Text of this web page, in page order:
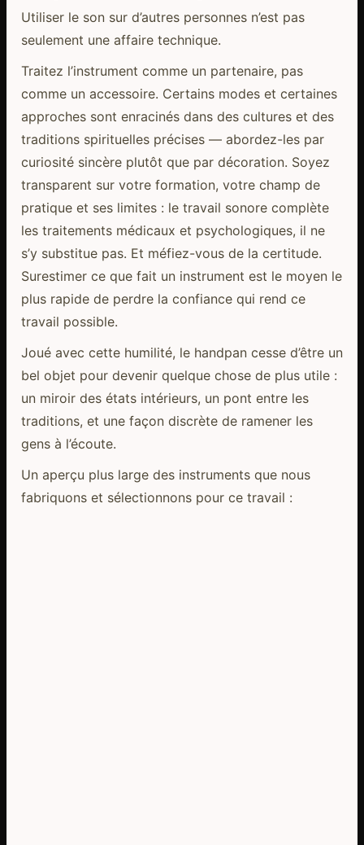
Utiliser le son sur d’autres personnes n’est pas
seulement une affaire technique.
Traitez l’instrument comme un partenaire, pas
comme un accessoire. Certains modes et certaines
approches sont enracinés dans des cultures et des
traditions spirituelles précises — abordez-les par
curiosité sincère plutôt que par décoration. Soyez
transparent sur votre formation, votre champ de
pratique et ses limites : le travail sonore complète
les traitements médicaux et psychologiques, il ne
s’y substitue pas. Et méfiez-vous de la certitude.
Surestimer ce que fait un instrument est le moyen le
plus rapide de perdre la confiance qui rend ce
travail possible.
Joué avec cette humilité, le handpan cesse d’être un
bel objet pour devenir quelque chose de plus utile :
un miroir des états intérieurs, un pont entre les
traditions, et une façon discrète de ramener les
gens à l’écoute.
Un aperçu plus large des instruments que nous
fabriquons et sélectionnons pour ce travail :